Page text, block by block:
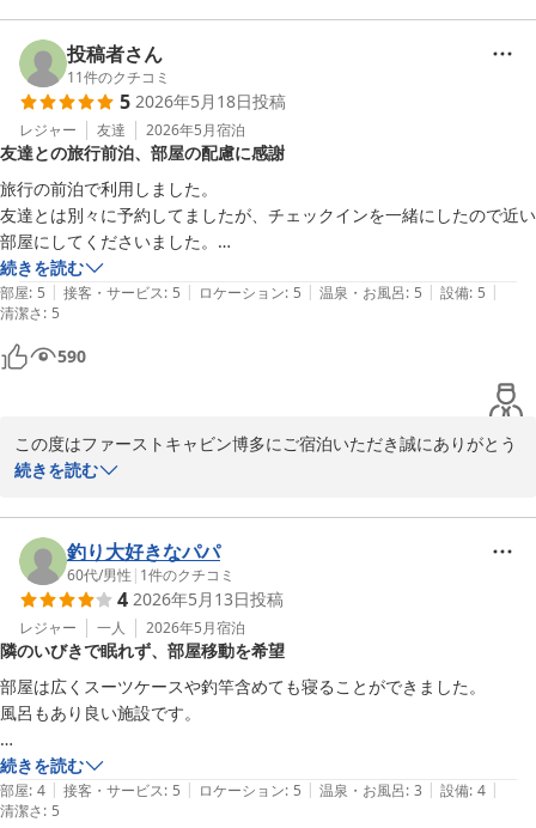
大浴場でのスリッパの紛失によりご不快な思いをさせてしまい、大
変申し訳ございません。
湯上がりにそのようなご負担をおかけしたこと、スタッフ一同心よ
り心苦しく感じております。
ご意見をもとに、再発防止策に取り組んでまいります。
スタッフへのお褒めの言葉、誠にありがとうございます。
今後も皆様に快適な時間をお過ごしいただけるよう、おもてなしの
心を大切にしてまいります。
また機会がございましたら、ファーストキャビン博多をご利用いた
だければ、幸いでございます。
ファーストキャビン博多
投稿者さん
11件のクチコミ
5 2026年5月18日投稿
レジャー 友達 2026年5月宿泊
友達との旅行前泊、部屋の配慮に感謝
旅行の前泊で利用しました。
友達とは別々に予約してましたが、チェックインを一緒にしたので近い
部屋にしてくださいました。
館内に入れば話はしなかったのですがお互いの物音でタイミングが測れ
てよかったです。
その日のお客さんによると思いますが、足音やロールの上げ下げの音が
少し気になりました。
でも全体的によかったのでまた利用したいと思います。
続きを読む
部屋: 5 | 接客・サービス: 5 | ロケーション: 5 | 温泉・お風呂: 5 | 設備: 5 |
清潔さ: 5
590
この度はファーストキャビン博多にご宿泊いただき誠にありがとう
ございます。
全体的によかったとのご評価をいただき、大変嬉しく思います。
当館では空き状況によってはご案内が出来かねる場合もございます
が、可能な限りお連れ様同士でお近くのお部屋をご案内できるよう
配慮しております。
今後とも、お客様に快適にお過ごしいただけるよう、スタッフ一同
サービス向上に努めてまいります。
ファーストキャビン博多
2026-05-19
続きを読む
釣り大好きなパパ
60代/男性 | 1件のクチコミ
4 2026年5月13日投稿
レジャー 一人 2026年5月宿泊
隣のいびきで眠れず、部屋移動を希望
部屋は広くスーツケースや釣竿含めても寝ることができました。
風呂もあり良い施設です。
3泊したのですが、最終日にイビキの強い方が隣に入り、耳栓しても眠
れませんでした。追加料金払ってでも部屋を移動したいです。
続きを読む
部屋: 4 | 接客・サービス: 5 | ロケーション: 5 | 温泉・お風呂: 3 | 設備: 4 |
清潔さ: 5